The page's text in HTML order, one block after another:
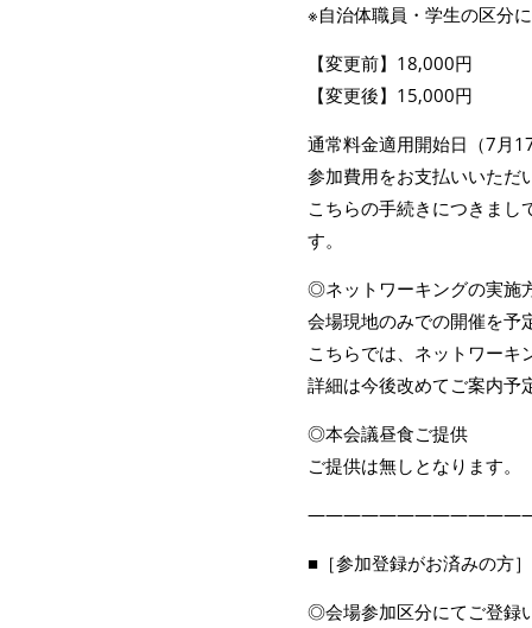
※自治体職員・学生の区分
【変更前】18,000円
【変更後】15,000円
通常料金適用開始日（7月
参加費用をお支払いいただ
こちらの手続きにつきまし
す。
◎ネットワーキングの実施
会場現地のみでの開催を予
こちらでは、ネットワーキ
詳細は今後改めてご案内予
◎本会議昼食ご提供
ご提供は無しとなります。
■［参加登録がお済みの方
◎会場参加区分にてご登録